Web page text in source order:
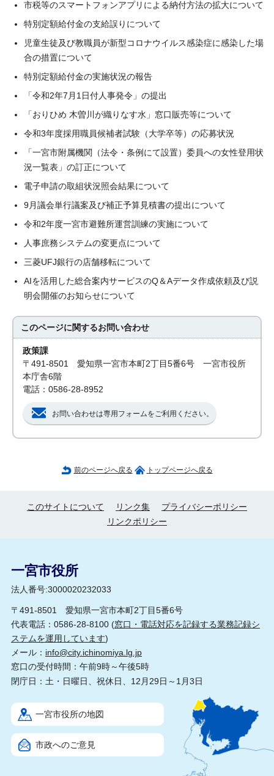
市税等のスマートフォンアプリによる納付方法の拡大について
特別定額給付金の支給誤りについて
児童生徒及び教職員が新型コロナウイルス感染症に感染した場
合の措置について
特別定額給付金の実施状況の報告
「令和2年7月1日付人事発令」の提出
「おりひめ 木曽川が織りなす水」窓口販売等について
令和3年度採用職員候補者試験（大学卒等）の応募状況
「一宮市附属機関（法令・条例にて設置）委員への女性登用状
況一覧表」の訂正について
電子申請の取組状況照会結果について
9月議会単行議案及び補正予算見積書の提出について
令和2年度一宮市避難所運営訓練の実施について
人事庶務システムの変更点について
三菱UFJ銀行の店舗移転について
AIを活用した総合案内サービスのQ＆Aデータ作成依頼及び説
明会開催のお知らせについて
このページに関するお問い合わせ
政策課
〒491-8501 愛知県一宮市本町2丁目5番6号 一宮市役所
本庁舎6階
電話：0586-28-8952
お問い合わせは専用フォームをご利用ください。
前のページへ戻る トップページへ戻る
このサイトについて リンク集
プライバシーポリシー
リンクポリシー
一宮市役所
法人番号:3000020232033
〒491-8501 愛知県一宮市本町2丁目5番6号
代表電話：0586-28-8100 (窓口・電話対応を記録する業務記録シ
ステムを運用しています)
メール： info@city.ichinomiya.lg.jp
窓口の受付時間：午前9時～午後5時
閉庁日：土・日曜日、祝休日、12月29日～1月3日
一宮市役所の地図
市政へのご意見